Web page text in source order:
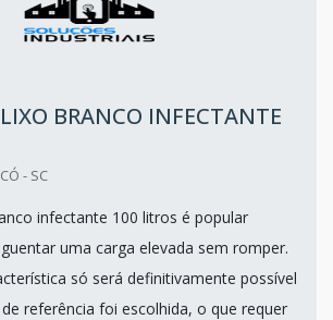
BRANCO INFECTANTE
- SC
infectante 100 litros é popular
uma carga elevada sem romper.
só será definitivamente possível
referência foi escolhida, o que requer